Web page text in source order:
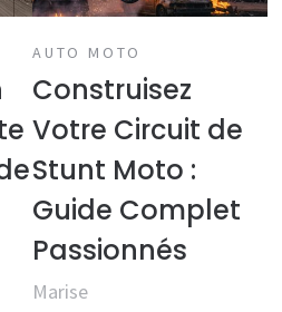
AUTO MOTO
Construisez
Votre Circuit de
Stunt Moto :
Guide Complet
Passionnés
Marise